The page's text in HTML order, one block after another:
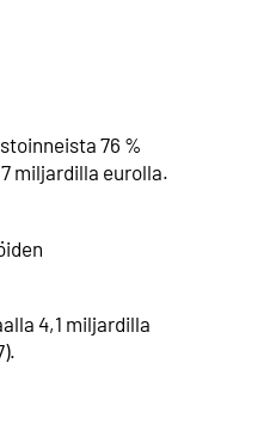
76 %
miljardilla eurolla.
4,1 miljardilla